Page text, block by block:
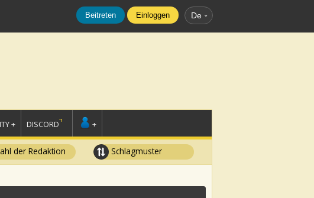
Beitreten Einloggen De
+ DISCORD +
der Redaktion Schlagmuster